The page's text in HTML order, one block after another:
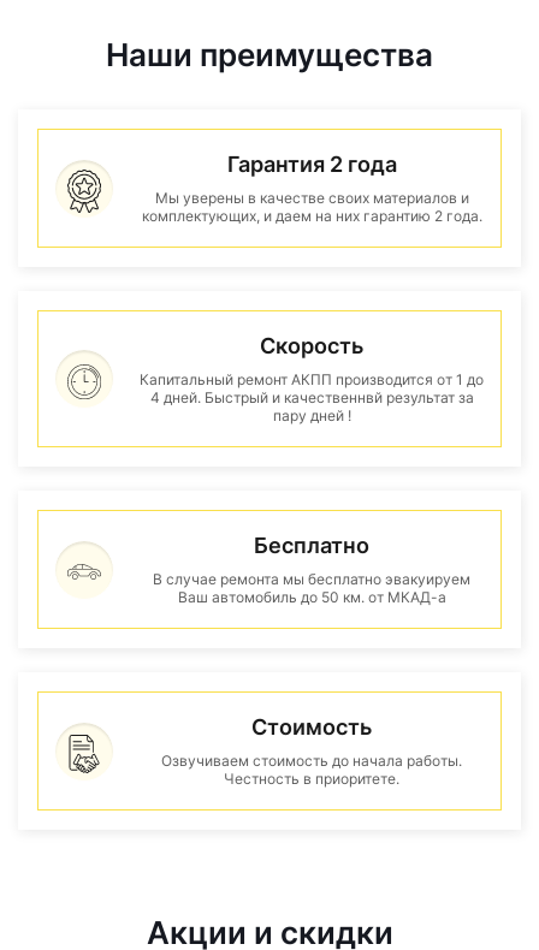
Наши преимущества
Гарантия 2 года
Мы уверены в качестве своих материалов и
комплектующих, и даем на них гарантию 2 года.
Скорость
Капитальный ремонт АКПП производится от 1 до
4 дней. Быстрый и качественнвй результат за
пару дней !
Бесплатно
В случае ремонта мы бесплатно эвакуируем
Ваш автомобиль до 50 км. от МКАД-а
Стоимость
Озвучиваем стоимость до начала работы.
Честность в приоритете.
Акции и скидки